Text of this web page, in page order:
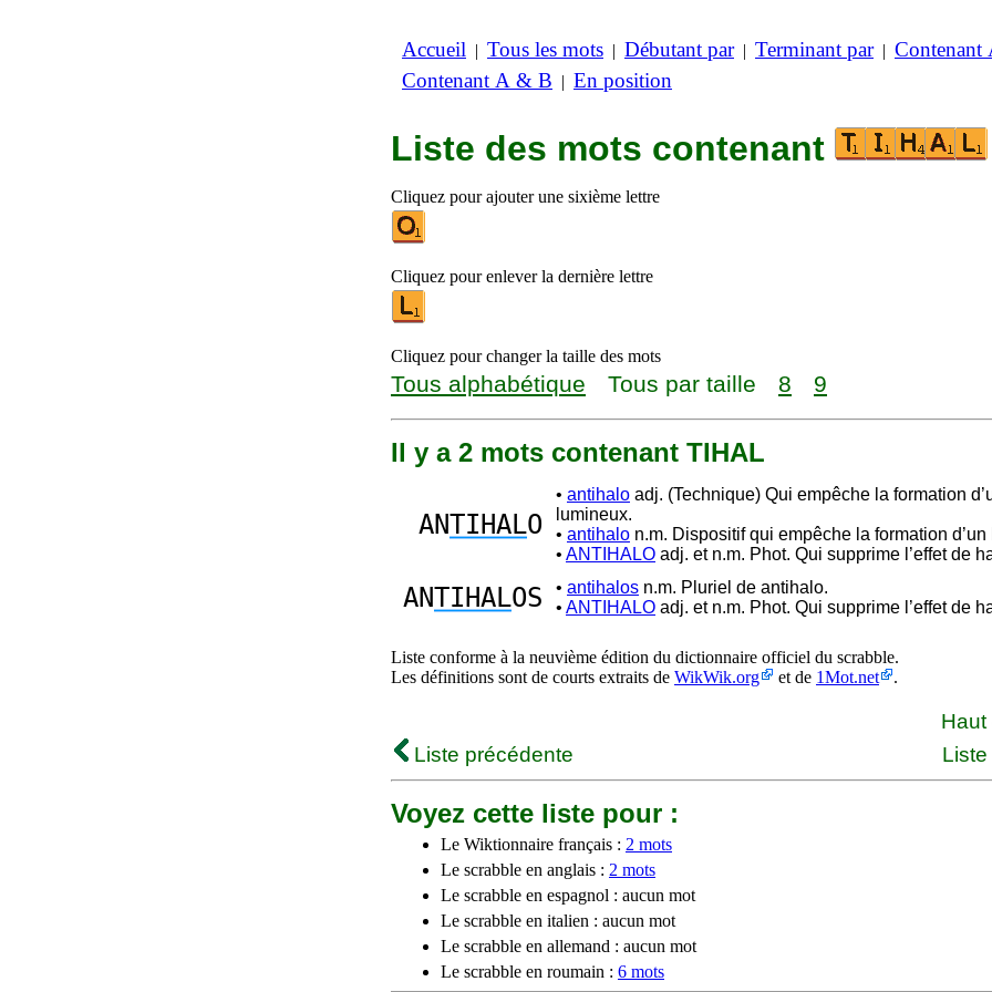
Accueil | Tous les mots | Débutant par| Terminant par| Contenant
Contenant A & B | En position
Liste des mots contenant
Cliquez pour ajouter une sixième lettre
Cliquez pour enlever la dernière lettre
Cliquez pour changer la taille des mots
Tous alphabétique Tous par taille 8 9
Il y a 2 mots contenant TIHAL
ANTIHALO
• antihalo adj. (Technique) Qui empêche la formation
lumineux.
• antihalo n.m. Dispositif qui empêche la formation d’un
• ANTIHALO adj. et n.m. Phot. Qui supprime l’effet de
ANTIHALOS • antihalos n.m. Pluriel de antihalo.
• ANTIHALO adj. et n.m. Phot. Qui supprime l’effet de
Liste conforme à la neuvième édition du dictionnaire officiel du scrabble.
Les définitions sont de courts extraits de WikWik.org et de 1Mot.net .
Haut
Liste précédente
Voyez cette liste pour :
Le Wiktionnaire français : 2 mots
Le scrabble en anglais : 2 mots
Le scrabble en espagnol : aucun mot
Le scrabble en italien : aucun mot
Le scrabble en allemand : aucun mot
Le scrabble en roumain : 6 mots